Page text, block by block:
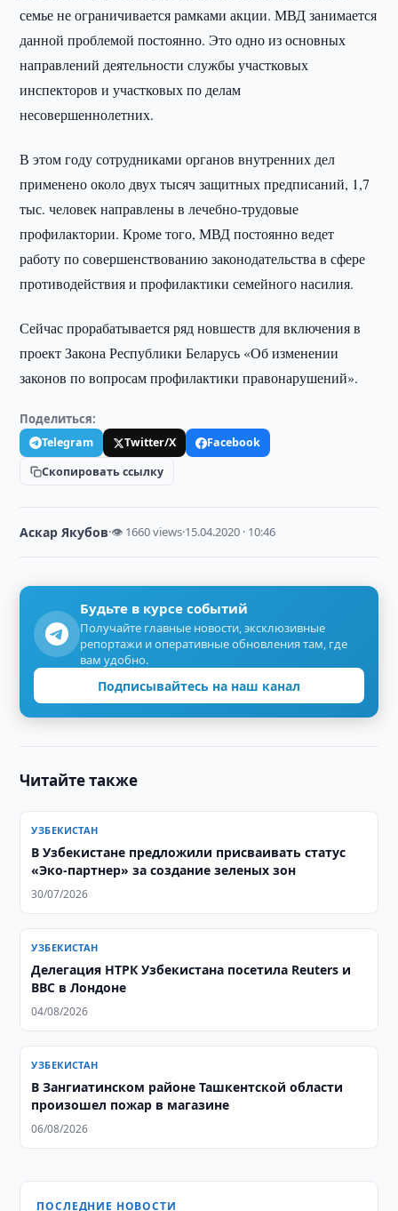
семье не ограничивается рамками акции. МВД занимается
данной проблемой постоянно. Это одно из основных
направлений деятельности службы участковых
инспекторов и участковых по делам
несовершеннолетних.
В этом году сотрудниками органов внутренних дел
применено около двух тысяч защитных предписаний, 1,7
тыс. человек направлены в лечебно-трудовые
профилактории. Кроме того, МВД постоянно ведет
работу по совершенствованию законодательства в сфере
противодействия и профилактики семейного насилия.
Сейчас прорабатывается ряд новшеств для включения в
проект Закона Республики Беларусь «Об изменении
законов по вопросам профилактики правонарушений».
Поделиться:
Telegram Twitter/X
Facebook
Скопировать ссылку
Аскар Якубов·👁 1660 views·15.04.2020 · 10:46
Будьте в курсе событий
Получайте главные новости, эксклюзивные
репортажи и оперативные обновления там, где
вам удобно.
Подписывайтесь на наш канал
Читайте также
УЗБЕКИСТАН
В Узбекистане предложили присваивать статус
«Эко-партнер» за создание зеленых зон
30/07/2026
УЗБЕКИСТАН
Делегация НТРК Узбекистана посетила Reuters и
BBC в Лондоне
04/08/2026
УЗБЕКИСТАН
В Зангиатинском районе Ташкентской области
произошел пожар в магазине
06/08/2026
ПОСЛЕДНИЕ НОВОСТИ